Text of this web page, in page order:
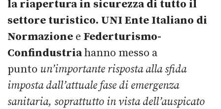
lariapertura in sicurezza di tutto il
settore turistico. UNI Ente Italiano di
Normazione e Federturismo-
Confindustriahanno messo a
punto un’importante risposta alla sfida
imposta dall’attuale fase di emergenza
sanitaria, soprattutto in vista dell’auspicato